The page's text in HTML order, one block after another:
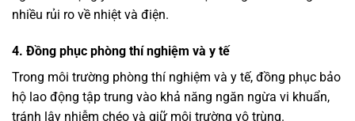
nhiều rủi ro về nhiệt và điện.
4. Đồng phục phòng thí nghiệm và y tế
Trong môi trường phòng thí nghiệm và y tế, đồng phục bảo
hộ lao động tập trung vào khả năng ngăn ngừa vi khuẩn,
tránh lây nhiễm chéo và giữ môi trường vô trùng.